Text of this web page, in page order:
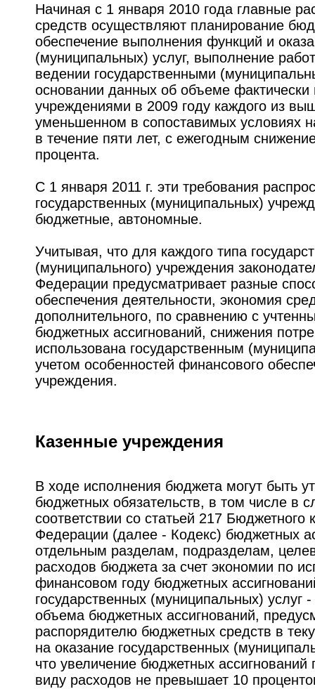
Начиная с 1 января 2010 года главные
средств осуществляют планирование
обеспечение выполнения функций и
(муниципальных) услуг, выполнение
ведении государственными
основании данных об объеме фактически
учреждениями в 2009 году каждого из
уменьшенном в сопоставимых условиях
в течение пяти лет, с ежегодным
процента.
С 1 января 2011 г. эти требования
государственных (муниципальных)
бюджетные, автономные.
Учитывая, что для каждого типа
(муниципального) учреждения
Федерации предусматривает разные
обеспечения деятельности, экономия
дополнительного, по сравнению с
бюджетных ассигнований, снижения
использована государственным
учетом особенностей финансового
учреждения.
Казенные учреждения
В ходе исполнения бюджета могут быть
бюджетных обязательств, в том числе в
соответствии со статьей 217 Бюджетного
Федерации (далее - Кодекс) бюджетных
отдельным разделам, подразделам,
расходов бюджета за счет экономии по
финансовом году бюджетных
государственных (муниципальных) услуг
объема бюджетных ассигнований,
распорядителю бюджетных средств в
на оказание государственных
что увеличение бюджетных
виду расходов не превышает 10